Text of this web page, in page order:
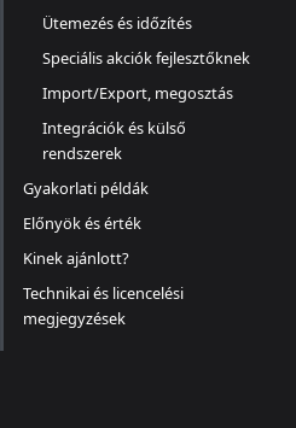
Ütemezés és időzítés
Speciális akciók fejlesztőknek
Import/Export, megosztás
Integrációk és külső
rendszerek
Gyakorlati példák
Előnyök és érték
Kinek ajánlott?
Technikai és licencelési
megjegyzések